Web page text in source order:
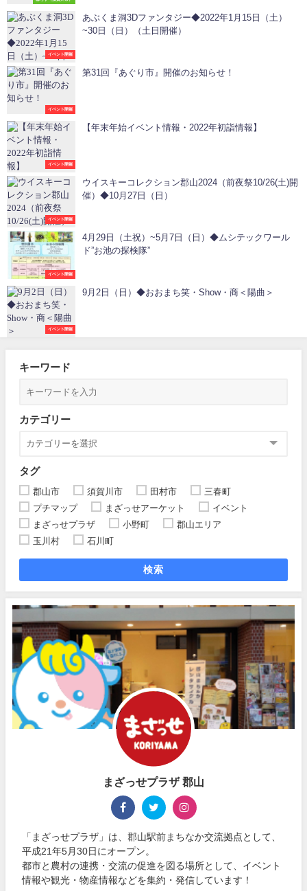
イベント開催
あぶくま洞3Dファンタジー◆2022年1月15日（土）
~30日（日）（土日開催）
イベント開催
第31回『あぐり市』開催のお知らせ！
イベント開催
【年末年始イベント情報・2022年初詣情報】
イベント開催
ウイスキーコレクション郡山2024（前夜祭10/26(土)開
催）◆10月27日（日）
イベント開催
4月29日（土祝）~5月7日（日）◆ムシテックワール
ド”お池の探検隊”
イベント開催
9月2日（日）◆おおまち笑・Show・商＜陽曲＞
キーワード
カテゴリー
タグ
郡山市 須賀川市 田村市
三春町
プチマップ
まざっせアーケット
イベント
まざっせプラザ
小野町
郡山エリア
玉川村
石川町
検索
まざっせプラザ 郡山
「まざっせプラザ」は、郡山駅前まちなか交流拠点として、
平成21年5月30日にオープン。
都市と農村の連携・交流の促進を図る場所として、イベント
情報や観光・物産情報などを集約・発信しています！